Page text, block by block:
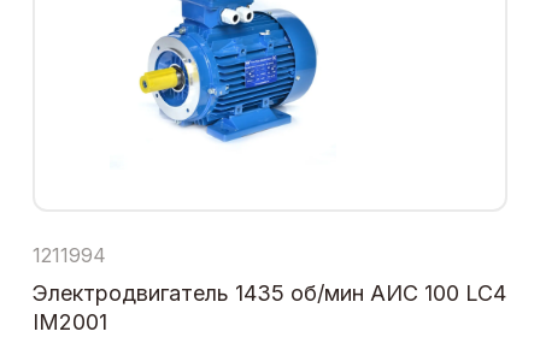
1211994
Электродвигатель 1435 об/мин АИС 100 LC4
IM2001